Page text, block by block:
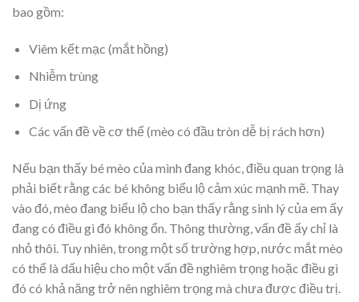
bao gồm:
Viêm kết mạc (mắt hồng)
Nhiễm trùng
Dị ứng
Các vấn đề về cơ thể (mèo có đầu tròn dễ bị rách hơn)
Nếu bạn thấy bé mèo của mình đang khóc, điều quan trọng là
phải biết rằng các bé không biểu lộ cảm xúc mạnh mẽ. Thay
vào đó, mèo đang biểu lộ cho bạn thấy rằng sinh lý của em ấy
đang có điều gì đó không ổn. Thông thường, vấn đề ấy chỉ là
nhỏ thôi. Tuy nhiên, trong một số trường hợp, nước mắt mèo
có thể là dấu hiệu cho một vấn đề nghiêm trọng hoặc điều gì
đó có khả năng trở nên nghiêm trọng mà chưa được điều trị.